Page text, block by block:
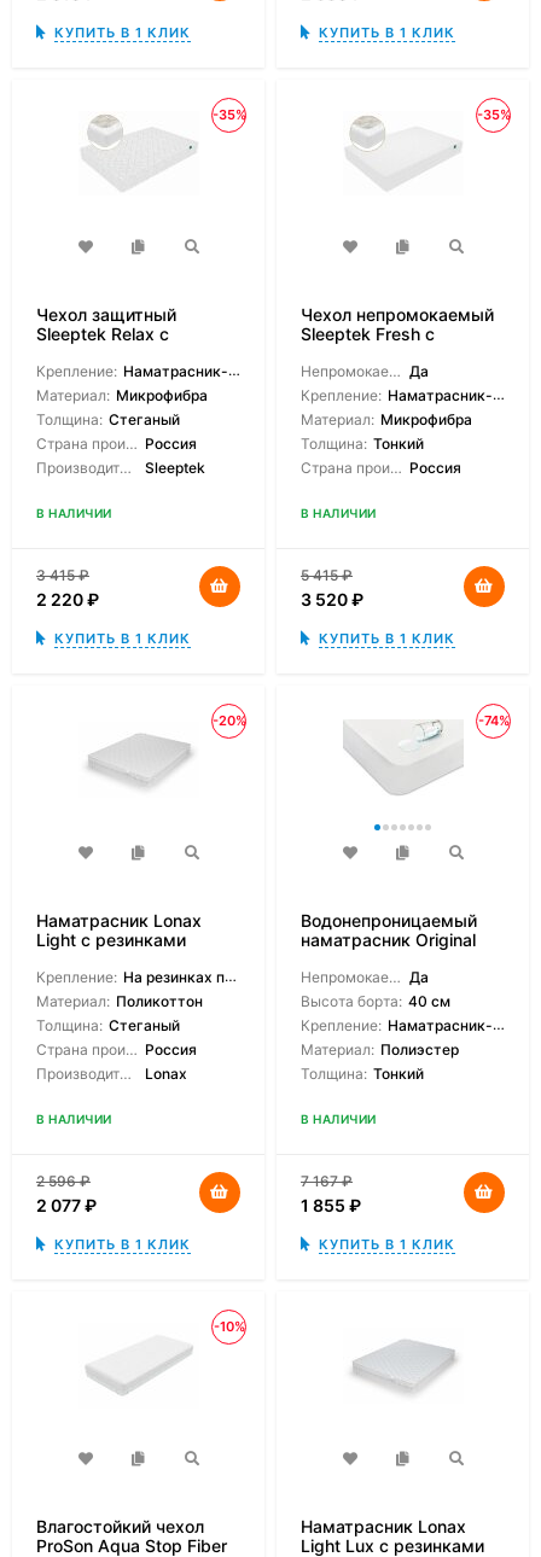
КУПИТЬ В 1 КЛИК КУПИТЬ В 1 КЛИК
-35%
Чехол защитный
Sleeptek Relax с
Крепление: Наматрасник-чехол
Материал: Микрофибра
Толщина: Стеганый
Страна производитель: Россия
Производитель:
Sleeptek
В НАЛИЧИИ
3 415₽
2 220₽
КУПИТЬ В 1 КЛИК
-35%
Чехол непромокаемый
Sleeptek Fresh с
Непромокаемый: Да
Крепление: Наматрасник-чехол
Материал: Микрофибра
Толщина: Тонкий
Страна производитель: Россия
В НАЛИЧИИ
5 415₽
3 520₽
КУПИТЬ В 1 КЛИК
-20%
Наматрасник Lonax
Light с резинками
Крепление: На резинках по углам
Материал: Поликоттон
Толщина: Стеганый
Страна производитель: Россия
Производитель:
Lonax
В НАЛИЧИИ
2 596₽
2 077₽
КУПИТЬ В 1 КЛИК
-74%
Водонепроницаемый
наматрасник Original
Непромокаемый: Да
Высота борта: 40 см
Крепление: Наматрасник-чехол
Материал: Полиэстер
Толщина: Тонкий
В НАЛИЧИИ
7 167₽
1 855 ₽
КУПИТЬ В 1 КЛИК
-10%
Влагостойкий чехол
ProSon Aqua Stop Fiber
Наматрасник Lonax
Light Lux с резинками